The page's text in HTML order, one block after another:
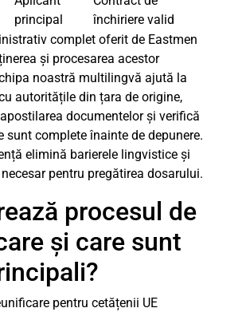
principal
închiriere valid
complet oferit de Eastmen
și procesarea acestor
noastră multilingvă ajută la
autoritățile din țara de origine,
documentelor și verifică
sunt complete înainte de depunere.
elimină barierele lingvistice și
pentru pregătirea dosarului.
procesul de
și care sunt
pentru cetățenii UE